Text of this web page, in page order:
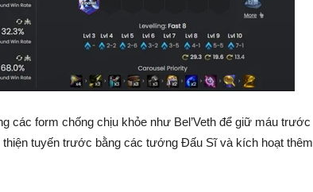
các form chống chịu khỏe như Bel’Veth để giữ máu trước
thiện tuyến trước bằng các tướng Đấu Sĩ và kích hoạt thêm